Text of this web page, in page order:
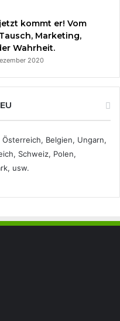
kommt er! Vom
Marketing,
Wahrheit.
2020
Belgien, Ungarn,
Schweiz, Polen,
usw.